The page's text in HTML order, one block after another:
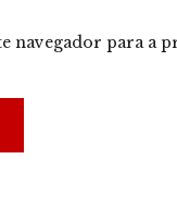
navegador para a